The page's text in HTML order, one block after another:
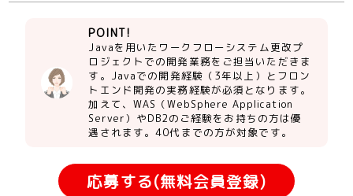
POINT!
Javaを用いたワークフローシステム更改プ
ロジェクトでの開発業務をご担当いただきま
す。Javaでの開発経験（3年以上）とフロン
トエンド開発の実務経験が必須となります。
加えて、WAS（WebSphere Application
Server）やDB2のご経験をお持ちの方は優
遇されます。40代までの方が対象です。
応募する(無料会員登録)